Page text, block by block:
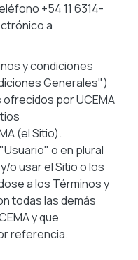
+54 11 6314-
a
y condiciones
Generales")
por UCEMA
(el Sitio).
o en plural
o usar el Sitio o los
a los Términos y
todas las demás
y que
referencia.